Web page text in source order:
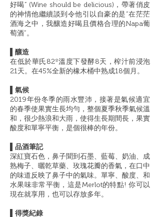
好喝” (Wine should be delicious)，帶著俏皮
的神情他繼續談到令他引以自豪的是“在茫茫
酒海之中，我釀造好喝且價格合理的Napa葡
萄酒”。
▌釀造
在低於華氏82º溫度下發酵8天，榨汁前浸泡
21天。在45%全新的橡木桶中熟成18個月。
▌氣候
2019年份冬季的雨水豐沛，接著是氣候適宜
的春季使果實生長均勻，整個夏季秋季氣候溫
和，很少熱浪和大雨，使得生長期間長，果實
酸度和單寧平衡，是個很棒的年份。
品酒筆記
深紅寶石色，鼻子聞到石墨、藍莓、奶油、成
熟梅子、曬乾草藥、玫瑰花瓣的香氣，在口中
的味道反映了鼻子中的氣味。單寧、酸度、和
水果味非常平衡，這是Merlot的特點! 你可以
現在就享用，也可以存放多年。
得獎紀錄